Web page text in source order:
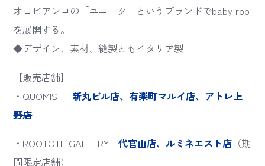
オロビアンコの「ユニーク」というブランドでbaby roo
を展開する。
◆デザイン、素材、縫製ともイタリア製
【販売店舗】
・QUOMIST新丸ビル店、有楽町マルイ店、アトレ上
野店
・ROOTOTE GALLERY代官山店、ルミネエスト店 （期
間限定店舗）